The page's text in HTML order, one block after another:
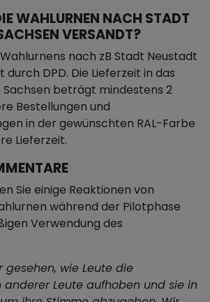
WAHLURNEN NACH STADT
VERSANDT?
nach zB Stadt Neustadt
DPD. Die Lieferzeit in das
beträgt mindestens 2
Bestellungen und
in der gewünschten RAL-Farbe
Lieferzeit.
Sie einige Reaktionen von
während der Pilotphase
Verwendung des
gesehen, wie Leute die
Leute aufhoben und sie in